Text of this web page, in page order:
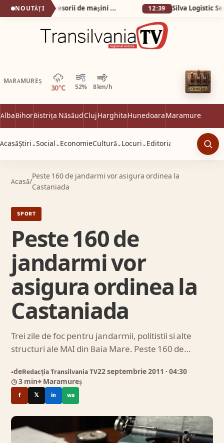
NOUTĂȚI O veste foarte bună pentru posesorii de mașini electrice! Legea privind aprobarea Ordonanței de Urgență nr. 4/2026 a fost promulgată de președintele României și publicată în Monitorul Oficial. 12:39
MARAMUREȘ
30°C 52% 8 km/h
Averse
AlbaBihorBistrița NăsăudClujHarghitaHunedoaraMaramureș
AcasăȘtiri ⌄Social ⌄ EconomieCultură ⌄ Locuri ⌄ Editorial
Acasă/
Peste 160 de jandarmi vor asigura ordinea la
Castaniada
SPORT
Peste 160 de
jandarmi vor
asigura ordinea la
Castaniada
Trei zile de foc pentru jandarmii, politistii si alte
structuri ale MAI din Baia Mare. Peste 160 de…
●deRedacția Transilvania TV22 septembrie 2011 · 04:30
◷ 3 min⌖ Maramureș
f 𝕏 in wa